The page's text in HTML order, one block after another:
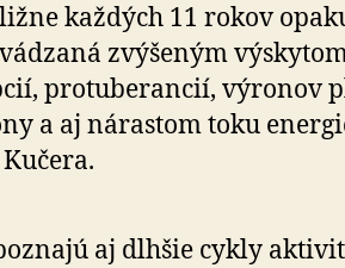
každých 11 rokov
zvýšeným
protuberancií, výronov
a aj nárastom toku
aj dlhšie cykly